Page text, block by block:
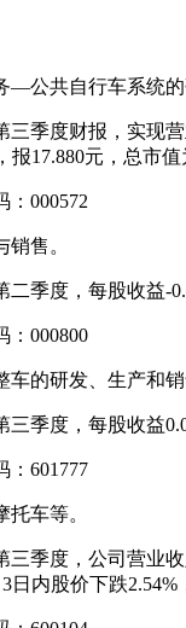
—公共自行车系统的
三季度财报，实现
17.880元，总市值
：000572
售。
二季度，每股收益-
：000800
的研发、生产和销
三季度，每股收益
：601777
车等。
三季度，公司营业
日内股价下跌2.54%